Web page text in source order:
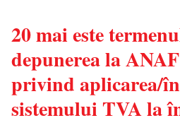
20 mai este
depunerea la
privind aplicarea/
sistemului TVA la